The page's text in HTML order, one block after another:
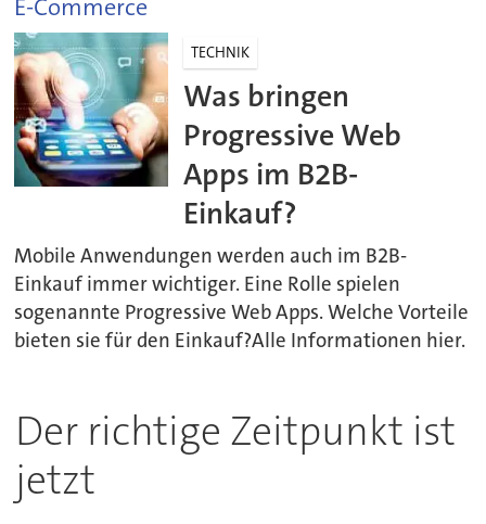
E-Commerce
TECHNIK
Was bringen
Progressive Web
Apps im B2B-
Einkauf?
Mobile Anwendungen werden auch im B2B-
Einkauf immer wichtiger. Eine Rolle spielen
sogenannte Progressive Web Apps. Welche Vorteile
bieten sie für den Einkauf?Alle Informationen hier.
Der richtige Zeitpunkt ist
jetzt